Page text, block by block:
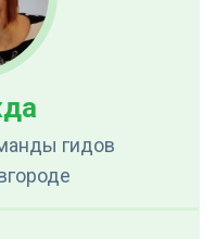
гидов